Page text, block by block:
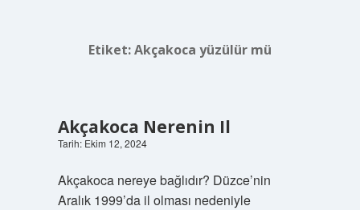
Etiket:Akçakoca yüzülür mü
Akçakoca Nerenin Il
Tarih: Ekim 12, 2024
Akçakoca nereye bağlıdır? Düzce’nin
Aralık 1999’da il olması nedeniyle